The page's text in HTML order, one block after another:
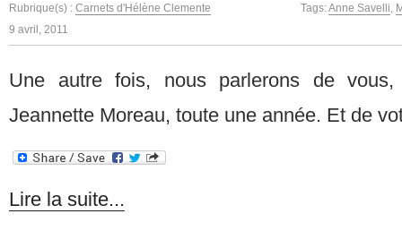
Rubrique(s) : Carnets d'Hélène Clemente Tags:Anne Savelli
9 avril, 2011
Une autre fois, nous parlerons de
Jeannette Moreau, toute une année. Et de
Lire la suite...